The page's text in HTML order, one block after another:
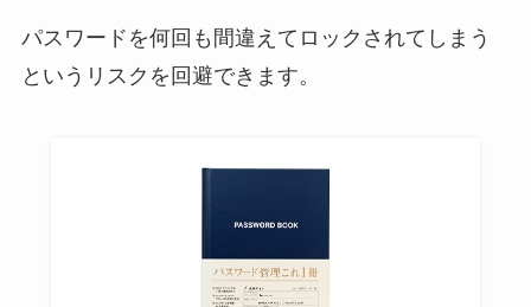
パスワードを何回も間違えてロックされてしまう
というリスクを回避できます。